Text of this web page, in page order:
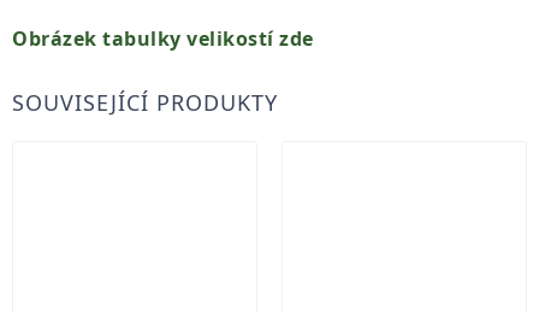
Obrázek tabulky velikostí zde
SOUVISEJÍCÍ PRODUKTY